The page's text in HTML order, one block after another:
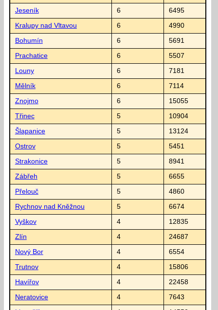
Jeseník 6 6495
Kralupy nad Vltavou 6 4990
Bohumín 6 5691
Prachatice 6 5507
Louny 6 7181
Mělník 6 7114
Znojmo 6 15055
Třinec 5 10904
Šlapanice 5 13124
Ostrov 5 5451
Strakonice 5 8941
Zábřeh 5 6655
Přelouč 5 4860
Rychnov nad Kněžnou 5 6674
Vyškov 4 12835
Zlín 4 24687
Nový Bor 4 6554
Trutnov 4 15806
Havířov 4 22458
Neratovice 4 7643